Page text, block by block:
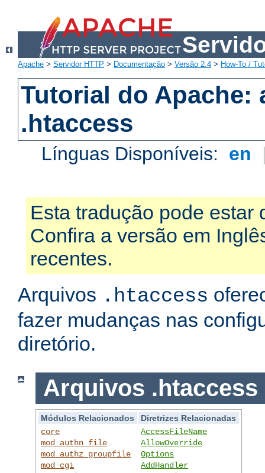
Apache > Servidor HTTP > Documentação > Versão 2.4 > How-To /
Tutorial do Apache:
.htaccess
Línguas Disponíveis: en
Esta tradução pode estar
Confira a versão em
recentes.
Arquivos .htaccess
fazer mudanças nas
diretório.
Arquivos .htaccess
Módulos Relacionados
Diretrizes Relacionadas
core
mod_authn_file
mod_authz_groupfile
mod_cgi
AccessFileName
AllowOverride
Options
AddHandler